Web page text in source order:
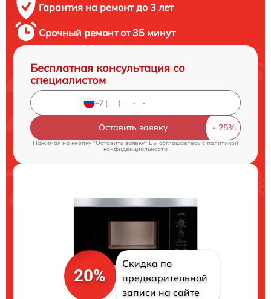
Гарантия на ремонт до 3 лет
Срочный ремонт от 35 минут
Бесплатная консультация со
специалистом
Оставить заявку
Нажимая на кнопку "Оставить заявку" Вы соглашаетесь cполитикой
конфиденциальности
20%
Скидка по
предварительной
записи на сайте